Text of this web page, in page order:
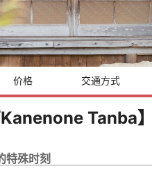
价格 交通方式
Kanenone Tanba
特殊时刻